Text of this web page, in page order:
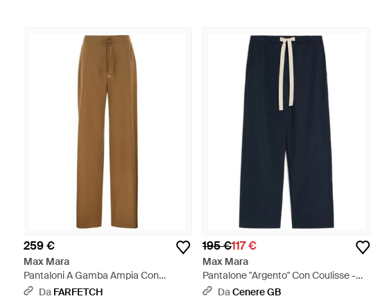
259 €
Max Mara
Pantaloni A Gamba Ampia Con
Coulisse - Neutro
Da FARFETCH
195 €117 €
Max Mara
Pantalone "Argento" Con Coulisse -
Blu DaCenere GB